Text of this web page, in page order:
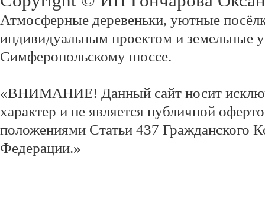
Атмосферные деревеньки, уютные
индивидуальным проектом и земельные
Симферопольскому шоссе.
«ВНИМАНИЕ! Данный сайт носит
характер и не является публичной
положениями Статьи 437 Гражданского
Федерации.»